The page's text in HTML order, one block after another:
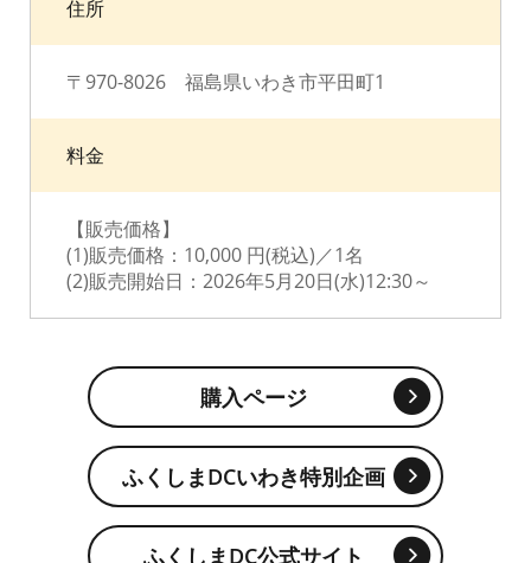
住所
〒970-8026 福島県いわき市平田町1
料金
【販売価格】
(1)販売価格：10,000 円(税込)／1名
(2)販売開始日：2026年5月20日(水)12:30～
購入ページ
ふくしまDCいわき特別企画
ふくしまDC公式サイト